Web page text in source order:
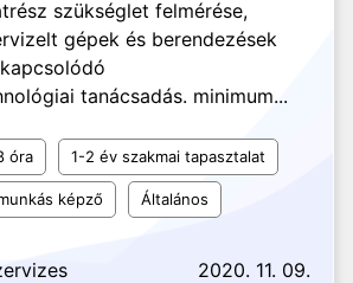
szükséglet felmérése,
gépek és berendezések
tanácsadás. minimum...
óra 1-2 év szakmai tapasztalat
képző Általános
2020. 11. 09.